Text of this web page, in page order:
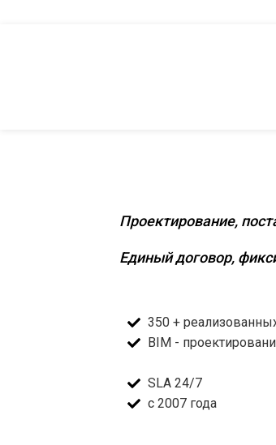
Проектирование,
Единый договор,
350 +
BIM -
SLA 24/7
с 2007 года